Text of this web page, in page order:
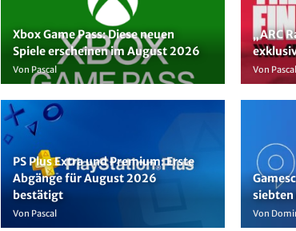
Xbox Game Pass: Diese neuen
Spiele erscheinen im August 2026
Von Pascal
„ARC
Von Pascal
PS Plus Extra und Premium: Erste
Abgänge für August 2026
bestätigt
Von Pascal
siebten
Von